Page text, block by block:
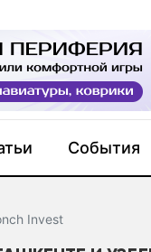
События
Invest